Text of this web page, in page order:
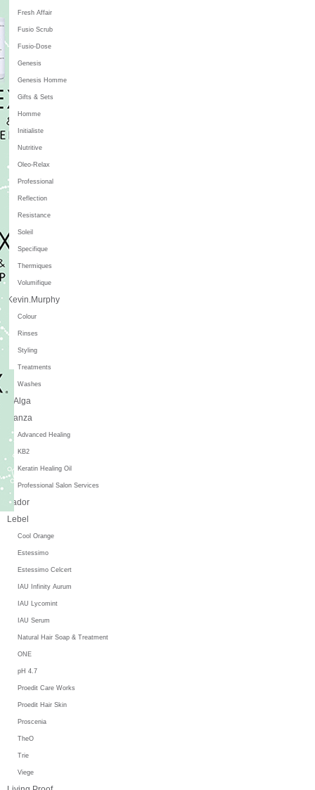
Fresh Affair
Fusio Scrub
Fusio-Dose
Genesis
Genesis Homme
Gifts & Sets
Homme
Initialiste
Nutritive
Oleo-Relax
Professional
Reflection
Resistance
Soleil
Specifique
Thermiques
Volumifique
Kevin.Murphy
Colour
Rinses
Styling
Treatments
Washes
L'Alga
L'anza
Advanced Healing
KB2
Keratin Healing Oil
Professional Salon Services
Lador
Lebel
Cool Orange
Estessimo
Estessimo Celcert
IAU Infinity Aurum
IAU Lycomint
IAU Serum
Natural Hair Soap & Treatment
ONE
pH 4.7
Proedit Care Works
Proedit Hair Skin
Proscenia
TheO
Trie
Viege